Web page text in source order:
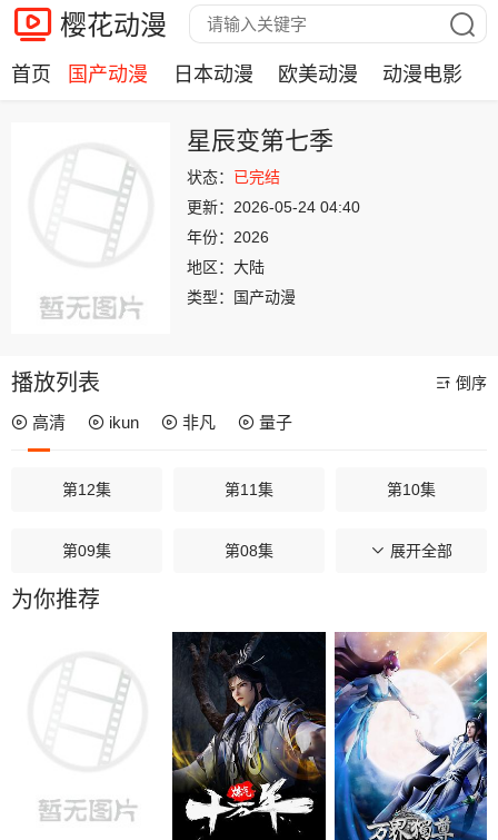
樱花动漫
首页 国产动漫 日本动漫 欧美动漫 动漫电影
星辰变第七季
状态： 已完结
更新： 2026-05-24 04:40
年份： 2026
地区： 大陆
类型：
国产动漫
播放列表 倒序
高清 ikun 非凡 量子
第12集 第11集 第10集
第09集 第08集 第07集
第06集
第02集 第01集
展开全部
为你推荐